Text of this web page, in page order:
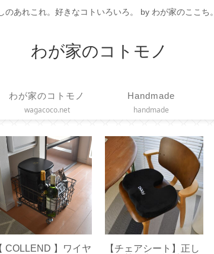
のあれこれ。好きなコトいろいろ。 by わが家のここち。
わが家のコトモノ
わが家のコトモノ
wagacoco.net
Handmade
handmade
固形ハンドクリー
【FANCL × ル・クル